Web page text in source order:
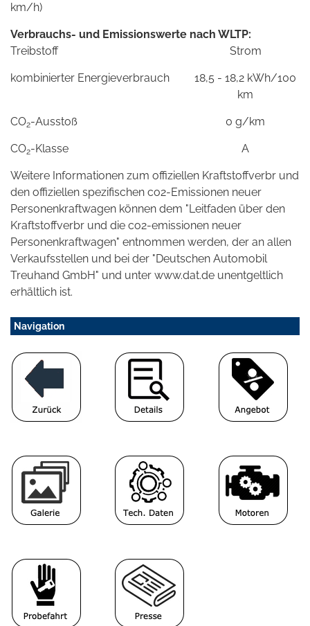
km/h)
Verbrauchs- und Emissionswerte nach WLTP:
Treibstoff
Strom
kombinierter Energieverbrauch
18,5 - 18,2 kWh/100
km
CO2-Ausstoß 0 g/km
CO2-Klasse A
Weitere Informationen zum offiziellen Kraftstoffverbr und
den offiziellen spezifischen co2-Emissionen neuer
Personenkraftwagen können dem "Leitfaden über den
Kraftstoffverbr und die co2-emissionen neuer
Personenkraftwagen" entnommen werden, der an allen
Verkaufsstellen und bei der "Deutschen Automobil
Treuhand GmbH" und unter www.dat.de unentgeltlich
erhältlich ist.
Navigation